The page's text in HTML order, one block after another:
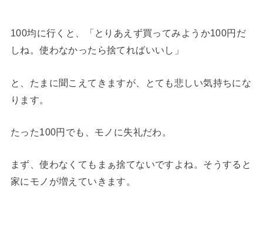
100均に行くと、「とりあえず買ってみようか100円だ
しね。使わなかったら捨てればいいし」
と、たまに聞こえてきますが、とても悲しい気持ちにな
ります。
たった100円でも、モノに失礼だわ。
まず、使わなくてもまぁ捨てないですよね。そうすると
家にモノが増えていきます。